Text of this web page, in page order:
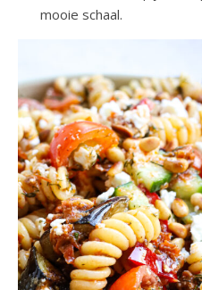
mooie schaal.